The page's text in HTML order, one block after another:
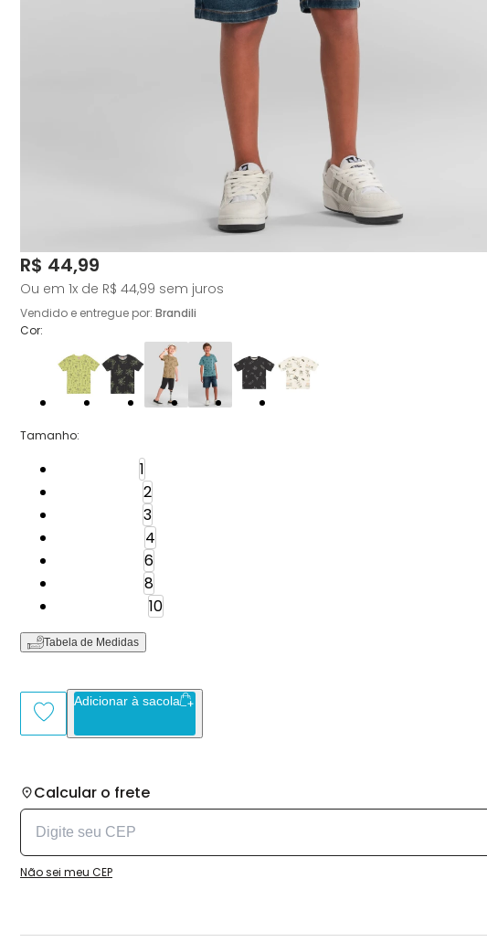
Price:
R$ 44,99
Ou em 1x de R$ 44,99 sem juros
Vendido e entregue por: Brandili
Cor:
Tamanho:
1
2
3
4
6
8
10
Tabela de Medidas
Adicionar à sacola
Calcular o frete
Não sei meu CEP